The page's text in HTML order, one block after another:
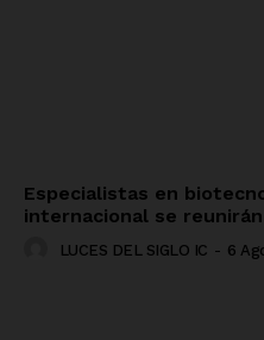
Especialistas en
internacional se
LUCES DEL SIGLO IC - 6